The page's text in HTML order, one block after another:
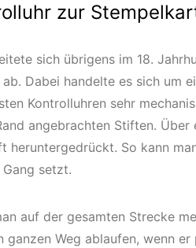
zur
sich übrigens im 18.
Dabei handelte es sich um
Kontrolluhren sehr
angebrachten Stiften.
heruntergedrückt. So kann
setzt.
auf der gesamten Strecke
ganzen Weg ablaufen, wenn